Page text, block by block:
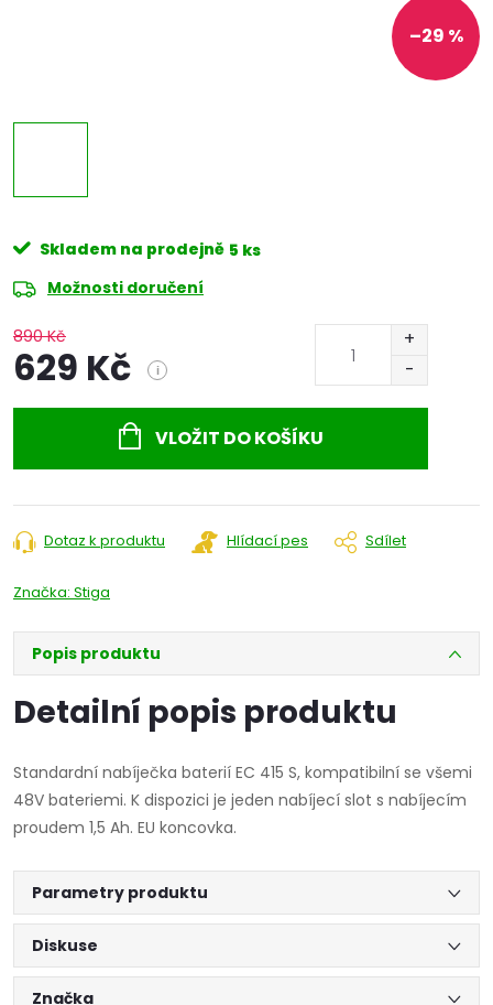
–29 %
Skladem na prodejně 5 ks
Možnosti doručení
890 Kč
629 Kč i
VLOŽIT DO KOŠÍKU
Dotaz k produktu Hlídací pes Sdílet
Značka: Stiga
Popis produktu
Detailní popis produktu
Standardní nabíječka baterií EC 415 S, kompatibilní se všemi
48V bateriemi. K dispozici je jeden nabíjecí slot s nabíjecím
proudem 1,5 Ah. EU koncovka.
Parametry produktu
Diskuse
Značka